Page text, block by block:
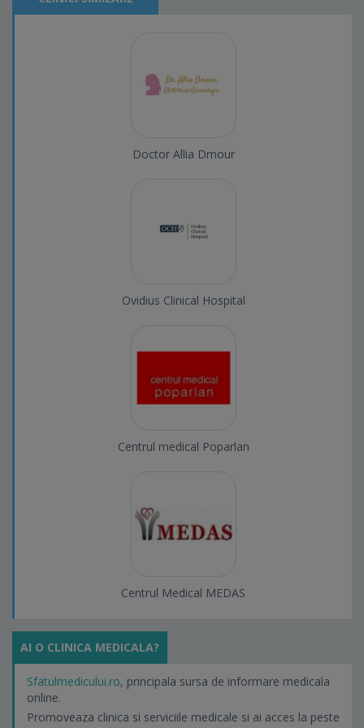
Doctor Allia Dmour
Ovidius Clinical Hospital
Centrul medical Poparlan
Centrul Medical MEDAS
AI O CLINICA MEDICALA?
Sfatulmedicului.ro, principala sursa de informare medicala
online.
Promoveaza clinica si serviciile medicale si ai acces la peste